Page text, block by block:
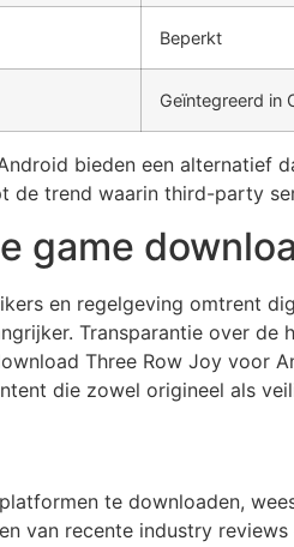
Beperkt
Geïntegreerd in
bieden een alternatief
de trend waarin third-party
game
en regelgeving omtrent
Transparantie over
Three Row Joy voor
die zowel origineel als
te downloaden,
van recente industry